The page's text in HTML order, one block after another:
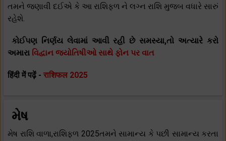
તમને જણાવી દઈએ કે આ રાશિફળ ને લગ્ન રાશિ મુજબ વધારે સારું
રહેશે.
કોઈપણ નિર્ણય લેવામાં આવી રહી છે સમસ્યા,તો અત્યારે કરો
અમારા વિદ્વાન જ્યોતિષીઓ સાથે ફોન પર વાત
हिंदी में पढ़ें - राशिफल 2025
મેષ
મેષ રાશિ વાળા,રાશિફળ 2025તમને સામાન્ય કે પછી સામાન્ય કરતા